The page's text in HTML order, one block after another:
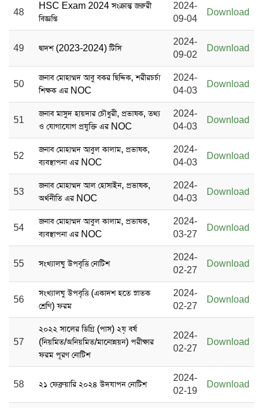
48
HSC Exam 2024 সংক্রান্ত জরুরী
বিজ্ঞপ্তি
2024-
09-04
Download
49 দ্বাদশ (2023-2024) টিসি
2024-
09-02
Download
50
জনাব মোহাম্মদ আবু বকর ছিদ্দিক, শরীরচর্চা
শিক্ষক এর NOC
2024-
04-03
Download
51
জনাব মাসুদ হায়দার চৌধুরী, প্রভাষক, তথ্য
ও যোগাযোগ প্রযুক্তি এর NOC
2024-
04-03
Download
52
জনাব মোহাম্মদ আবুল কালাম, প্রভাষক,
ব্যবস্থাপনা এর NOC
2024-
04-03
Download
53
জনাব মোহাম্মদ আল হোসাইন, প্রভাষক,
অর্থনীতি এর NOC
2024-
04-03
Download
54
জনাব মোহাম্মদ আবুল কালাম, প্রভাষক,
ব্যবস্থাপনা এর NOC
2024-
03-27
Download
55 সংখ্যালঘু উপবৃত্তি নোটিশ
2024-
02-27
Download
56
সংখ্যালঘু উপবৃত্তি (একাদশ হতে স্নাতক
শ্রেণি) ফরম
2024-
02-27
Download
57
২০২২ সালের ডিগ্রি (পাস) ২য় বর্ষ
(নিয়মিত/অনিয়মিত/মানোন্নয়ন) পরীক্ষার
ফরম পূরণ নোটিশ
2024-
02-27
Download
58 ২১ ফেব্রুয়ারি ২০২৪ উদযাপন নোটিশ
2024-
02-19
Download